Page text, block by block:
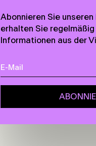
Abonnieren Sie
erhalten Sie
Informationen aus der